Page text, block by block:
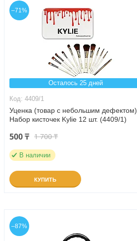
–71%
Осталось 25 дней
4409/1
Уценка (товар с небольшим дефектом)
Набор кисточек Kylie 12 шт. (4409/1)
500 ₸ 1 700 ₸
В наличии
КУПИТЬ
–87%